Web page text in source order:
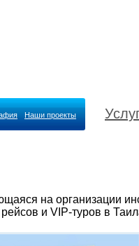
Наши проекты
на организации
и VIP-туров в